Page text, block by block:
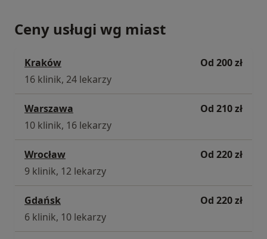
Ceny usługi wg miast
Kraków
Od 200 zł
16 klinik, 24 lekarzy
Warszawa
Od 210 zł
10 klinik, 16 lekarzy
Wrocław
Od 220 zł
9 klinik, 12 lekarzy
Gdańsk
Od 220 zł
6 klinik, 10 lekarzy